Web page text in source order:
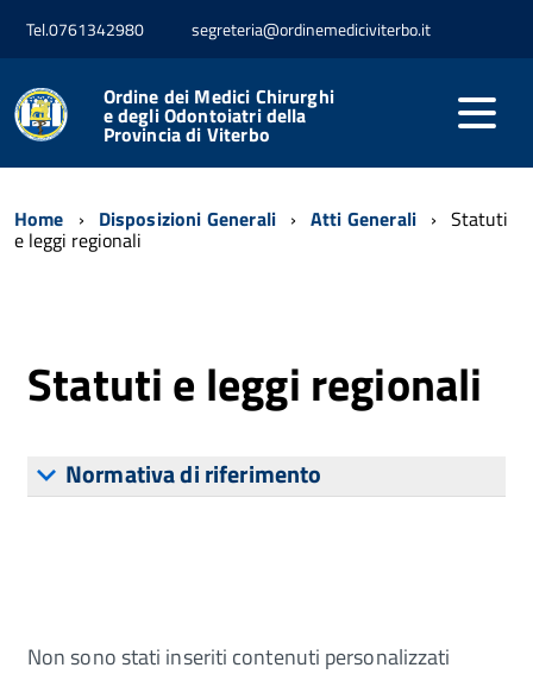
Tel.0761342980 segreteria@ordinemediciviterbo.it
Ordine dei Medici Chirurghi
e degli Odontoiatri della
Provincia di Viterbo
Home Disposizioni Generali Atti Generali Statuti
e leggi regionali
Statuti e leggi regionali
Normativa di riferimento
Non sono stati inseriti contenuti personalizzati